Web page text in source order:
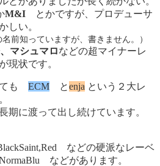
M&I
とかですが、プロデューサ
しい。
前知っていますが、書きません。 ）
マシュマロなどの超マイナーレ
現状です。
ても ECM とenja という２大レ
期に渡って出し続けています。
などの硬派なレーベ
などがあります。